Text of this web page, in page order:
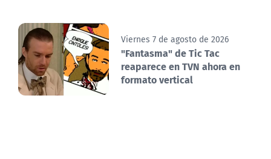
Viernes 7 de agosto de 2026
"Fantasma" de Tic Tac
reaparece en TVN ahora en
formato vertical